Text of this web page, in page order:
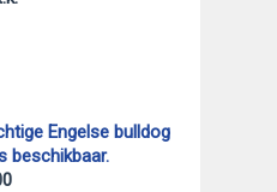
Engelse bulldog
beschikbaar.